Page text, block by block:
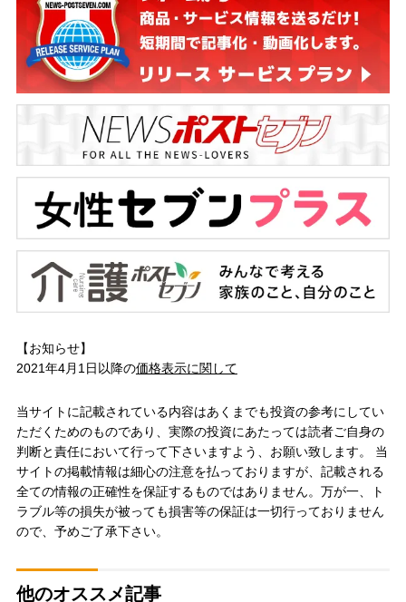
【お知らせ】
2021年4月1日以降の価格表示に関して
当サイトに記載されている内容はあくまでも投資の参考にしてい
ただくためのものであり、実際の投資にあたっては読者ご自身の
判断と責任において行って下さいますよう、お願い致します。 当
サイトの掲載情報は細心の注意を払っておりますが、記載される
全ての情報の正確性を保証するものではありません。万が一、ト
ラブル等の損失が被っても損害等の保証は一切行っておりません
ので、予めご了承下さい。
他のオススメ記事